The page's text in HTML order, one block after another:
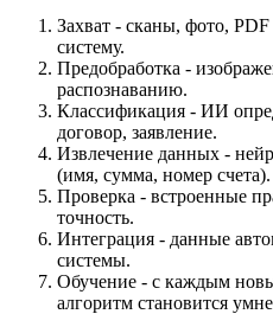
Захват - сканы, фото,
систему.
Предобработка -
распознаванию.
Классификация - ИИ
договор, заявление.
Извлечение данных -
(имя, сумма, номер счета).
Проверка - встроенные
точность.
Интеграция - данные
системы.
Обучение - с каждым
алгоритм становится